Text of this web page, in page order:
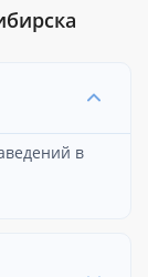
в